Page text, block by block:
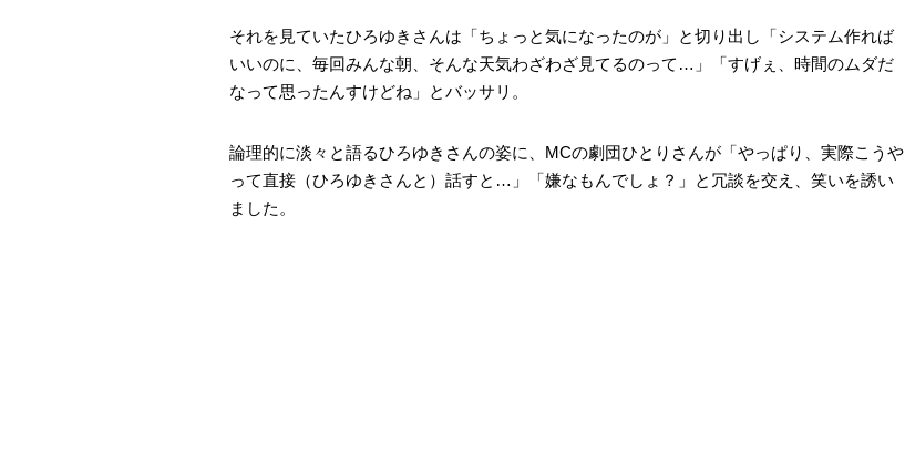
それを見ていたひろゆきさんは「ちょっと気になったのが」と切り出し「システム作れば
いいのに、毎回みんな朝、そんな天気わざわざ見てるのって…」「すげぇ、時間のムダだ
なって思ったんすけどね」とバッサリ。
論理的に淡々と語るひろゆきさんの姿に、MCの劇団ひとりさんが「やっぱり、実際こうや
って直接（ひろゆきさんと）話すと…」「嫌なもんでしょ？」と冗談を交え、笑いを誘い
ました。